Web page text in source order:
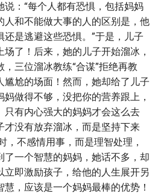
说：“每个人都有恐惧，包括妈妈
人和不能做大事的人的区别是，他
是逃避这些恐惧。”于是，儿子
了！后来，她的儿子开始溜冰，
三位溜冰教练“合谋”拒绝再教
尴尬的场面！然而，她却给了儿子
做得不够，没把你的营养跟上，
只有内心强大的妈妈才会这么去
才没有放弃溜冰，而是坚持下来
，不感情用事，而是理智处理，
了一个智慧的妈妈，她话不多，却
立即激励孩子，给他的人生展开另
，应该是一个妈妈最棒的优势！